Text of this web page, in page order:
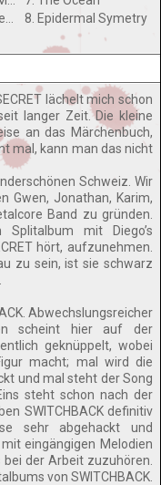
8. Epidermal Symetry
lächelt mich schon
langer Zeit. Die kleine
an das Märchenbuch,
mal, kann man das nicht
Schweiz. Wir
Gwen, Jonathan, Karim,
Band zu gründen.
mit Diego’s
hört, aufzunehmen.
zu sein, ist sie schwarz
Abwechslungsreicher
scheint hier auf der
geknüppelt, wobei
macht; mal wird die
und mal steht der Song
steht schon nach der
SWITCHBACK definitiv
sehr abgehackt und
eingängigen Melodien
der Arbeit zuzuhören.
von SWITCHBACK.